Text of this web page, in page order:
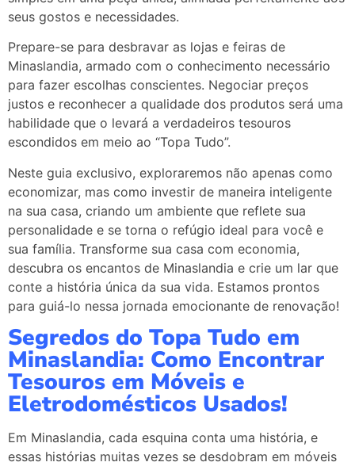
seus gostos e necessidades.
Prepare-se para desbravar as lojas e feiras de
Minaslandia, armado com o conhecimento necessário
para fazer escolhas conscientes. Negociar preços
justos e reconhecer a qualidade dos produtos será uma
habilidade que o levará a verdadeiros tesouros
escondidos em meio ao “Topa Tudo”.
Neste guia exclusivo, exploraremos não apenas como
economizar, mas como investir de maneira inteligente
na sua casa, criando um ambiente que reflete sua
personalidade e se torna o refúgio ideal para você e
sua família. Transforme sua casa com economia,
descubra os encantos de Minaslandia e crie um lar que
conte a história única da sua vida. Estamos prontos
para guiá-lo nessa jornada emocionante de renovação!
Segredos do Topa Tudo em
Minaslandia: Como Encontrar
Tesouros em Móveis e
Eletrodomésticos Usados!
Em Minaslandia, cada esquina conta uma história, e
essas histórias muitas vezes se desdobram em móveis